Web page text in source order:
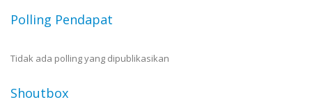
Polling Pendapat
Tidak ada polling yang dipublikasikan
Shoutbox